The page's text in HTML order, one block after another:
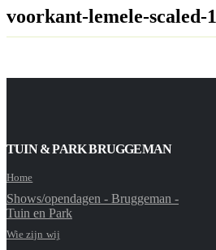
voorkant-lemele-scaled-1
TUIN & PARK BRUGGEMAN
Home
Shows/opendagen - Bruggeman -
Tuin en Park
Wie zijn wij